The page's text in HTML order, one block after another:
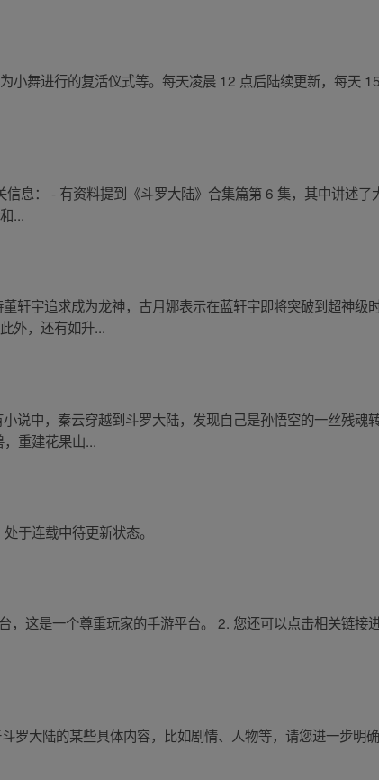
小舞进行的复活仪式等。每天凌晨 12 点后陆续更新，每天
息： - 有资料提到《斗罗大陆》合集篇第 6 集，其中讲述了
...
轩宇追求成为龙神，古月娜表示在蓝轩宇即将突破到超神级
外，还有如升...
说中，秦云穿越到斗罗大陆，发现自己是孙悟空的一丝残魂
重建花果山...
于连载中待更新状态。
这是一个尊重玩家的手游平台。 2. 您还可以点击相关链接
罗大陆的某些具体内容，比如剧情、人物等，请您进一步明